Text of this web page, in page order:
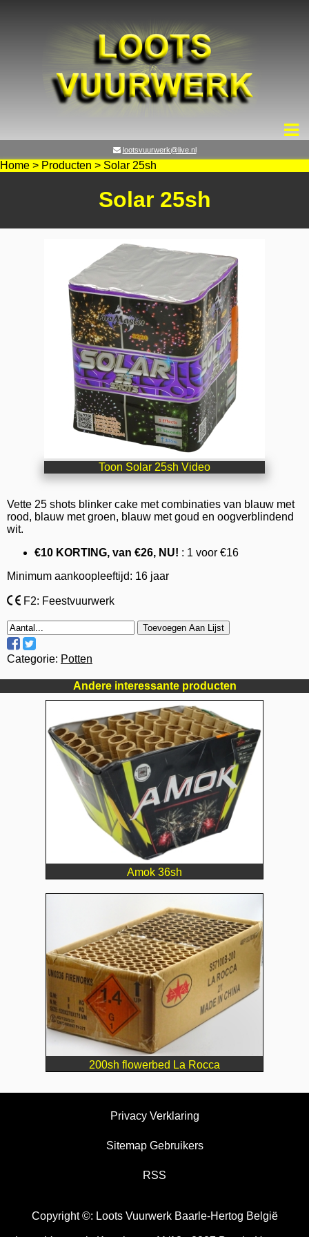
lootsvuurwerk@live.nl
Home > Producten > Solar 25sh
Solar 25sh
Toon Solar 25sh Video
Vette 25 shots blinker cake met combinaties van blauw met
rood, blauw met groen, blauw met goud en oogverblindend
wit.
€10 KORTING, van €26, NU! : 1 voor €16
Minimum aankoopleeftijd: 16 jaar
F2: Feestvuurwerk
Toevoegen Aan Lijst
Categorie: Potten
Andere interessante producten
Amok 36sh
200sh flowerbed La Rocca
Privacy Verklaring
Sitemap Gebruikers
RSS
Copyright ©: Loots Vuurwerk Baarle-Hertog België